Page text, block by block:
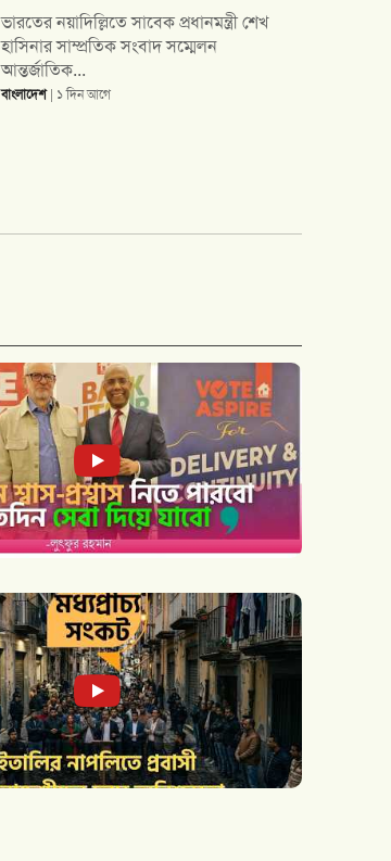
ভারতের নয়াদিল্লিতে সাবেক প্রধানমন্ত্রী শেখ
হাসিনার সাম্প্রতিক সংবাদ সম্মেলন
আন্তর্জাতিক...
বাংলাদেশ| ১ দিন আগে